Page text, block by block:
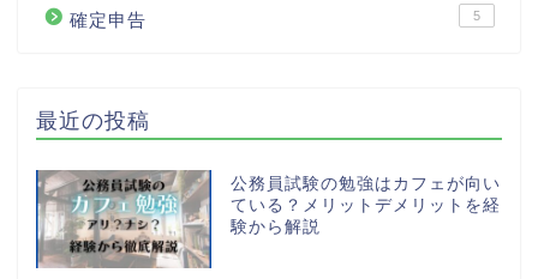
確定申告 5
最近の投稿
公務員試験の勉強はカフェが向い
ている？メリットデメリットを経
験から解説